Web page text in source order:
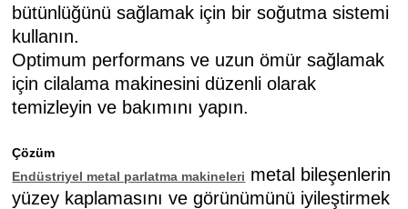
bütünlüğünü sağlamak için bir soğutma sistemi
kullanın.
Optimum performans ve uzun ömür sağlamak
için cilalama makinesini düzenli olarak
temizleyin ve bakımını yapın.
Çözüm
Endüstriyel metal parlatma makineleri metal bileşenlerin
yüzey kaplamasını ve görünümünü iyileştirmek